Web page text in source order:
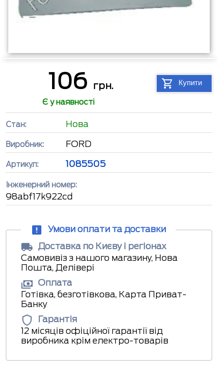
106 грн. Купити
Є у наявності
Стан: Нова
Виробник: FORD
Артикул: 1085505
Інженерний номер:
98abf17k922cd
Умови оплати та доставки
Доставка по Києву і регіонах
Самовивіз з нашого магазину, Нова
Пошта, Делівері
Оплата
Готівка, безготівкова, Карта Приват-
Банку
Гарантія
12 місяців офіційної гарантії від
виробника крім електро-товарів